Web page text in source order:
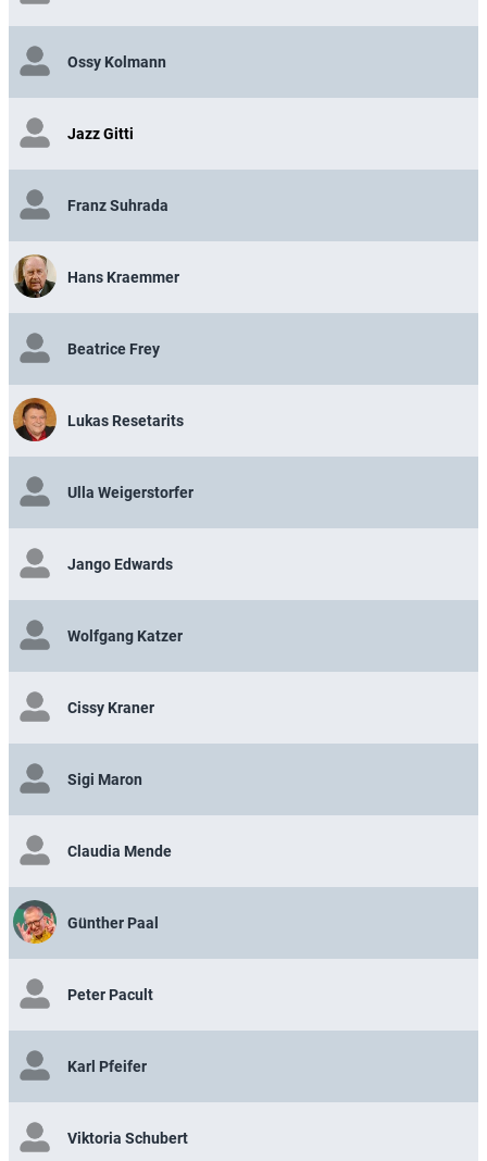
Ossy Kolmann
Jazz Gitti
Franz Suhrada
Hans Kraemmer
Beatrice Frey
Lukas Resetarits
Ulla Weigerstorfer
Jango Edwards
Wolfgang Katzer
Cissy Kraner
Sigi Maron
Claudia Mende
Günther Paal
Peter Pacult
Karl Pfeifer
Viktoria Schubert